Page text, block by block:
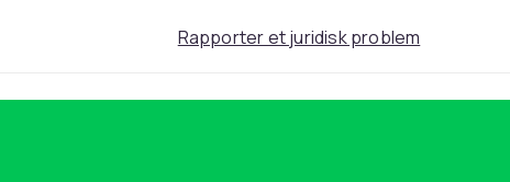
Rapporter et juridisk problem